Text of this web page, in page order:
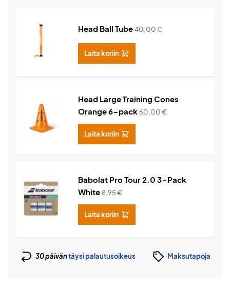
Head Ball Tube40,00€
Laita koriin
Head Large Training Cones
Orange 6-pack60,00€
Laita koriin
Babolat Pro Tour 2.0 3-Pack
White 8,95€
Laita koriin
30 päiväntäysi palautusoikeus Maksutapoja